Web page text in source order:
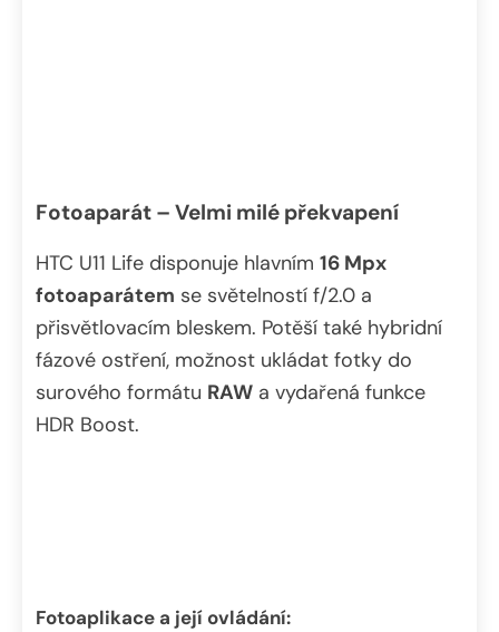
Fotoaparát – Velmi milé překvapení
HTC U11 Life disponuje hlavním 16 Mpx
fotoaparátem se světelností f/2.0 a
přisvětlovacím bleskem. Potěší také hybridní
fázové ostření, možnost ukládat fotky do
surového formátu RAW a vydařená funkce
HDR Boost.
Fotoaplikace a její ovládání: